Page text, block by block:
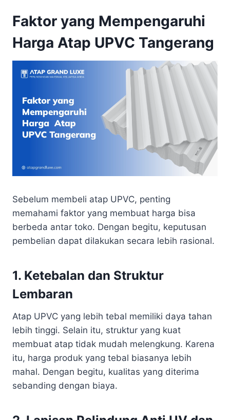
Faktor yang Mempengaruhi
Harga Atap UPVC Tangerang
Sebelum membeli atap UPVC, penting
memahami faktor yang membuat harga bisa
berbeda antar toko. Dengan begitu, keputusan
pembelian dapat dilakukan secara lebih rasional.
1. Ketebalan dan Struktur
Lembaran
Atap UPVC yang lebih tebal memiliki daya tahan
lebih tinggi. Selain itu, struktur yang kuat
membuat atap tidak mudah melengkung. Karena
itu, harga produk yang tebal biasanya lebih
mahal. Dengan begitu, kualitas yang diterima
sebanding dengan biaya.